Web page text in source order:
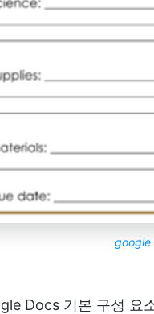
google
Docs 기본 구성 요